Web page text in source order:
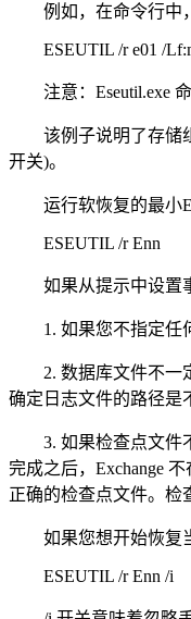
例如，在命令行中，
ESEUTIL /r e01 /
注意：Eseutil.exe 命
该例子说明了存储组
开关)。
运行软恢复的最小
ESEUTIL /r Enn
如果从提示中设置事
1. 如果您不指定任何
2. 数据库文件不一定
确定日志文件的路径是
3. 如果检查点文件不
完成之后，Exchange
正确的检查点文件。检
如果您想开始恢复当
ESEUTIL /r Enn /i